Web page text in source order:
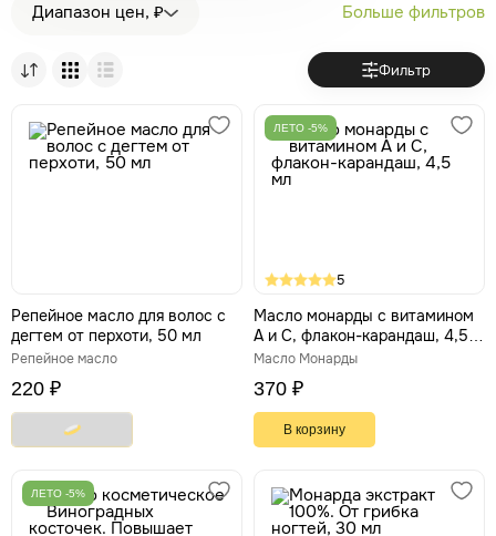
Диапазон цен, ₽ Больше фильтров
Фильтр
Репейное масло для волос с
дегтем от перхоти, 50 мл
Репейное масло
220 ₽
ЛЕТО -5%
5
Масло монарды с витамином
А и С, флакон-карандаш, 4,5
мл
Масло Монарды
370 ₽
В корзину
ЛЕТО -5%